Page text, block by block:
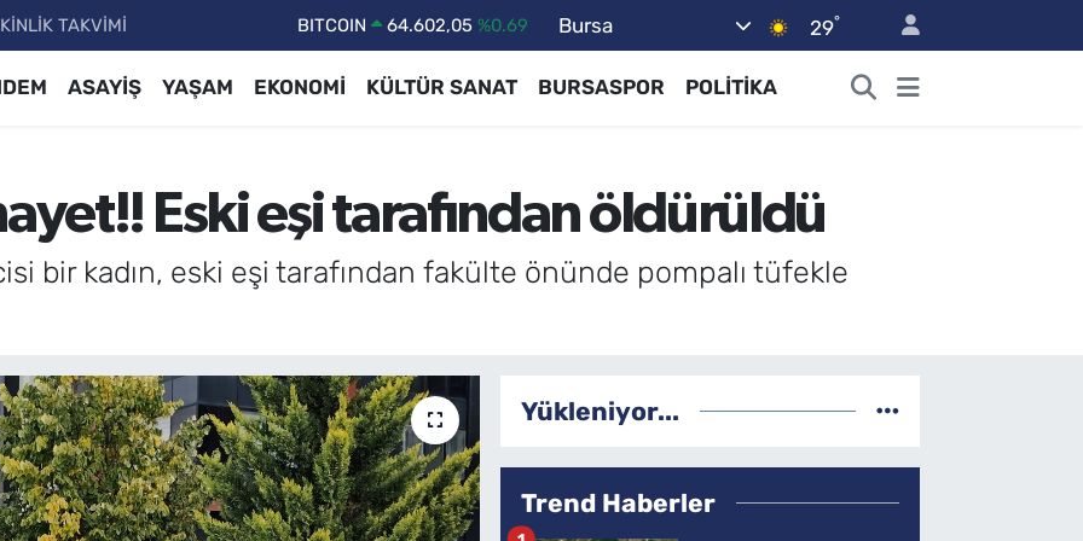
TAKVİMİ DOLAR 47,6006 %0.06
BİST100
13.768 %48
BITCOIN
Bursa 29°
ASAYİŞ YAŞAM EKONOMİ KÜLTÜR SANAT BURSASPOR POLİTİKA
Eski eşi tarafından öldürüldü
bir kadın, eski eşi tarafından fakülte önünde pompalı tüfekle
Yükleniyor...
Trend Haberler